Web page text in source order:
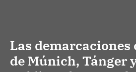
Las demarcaciones
de Múnich, Tánger